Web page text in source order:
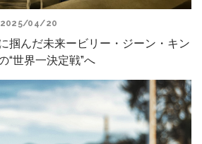
2025/04/20
掴んだ未来ービリー・ジーン・キン
“世界一決定戦”へ